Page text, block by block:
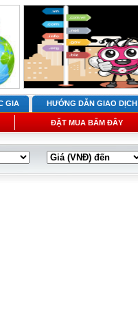
GIA HƯỚNG DẪN GIAO DỊCH
ĐẶT MUA BẤM ĐÂY